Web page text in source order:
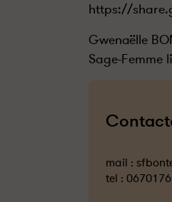
https://
Gwenaëlle
Sage-Femme
mail :
tel :